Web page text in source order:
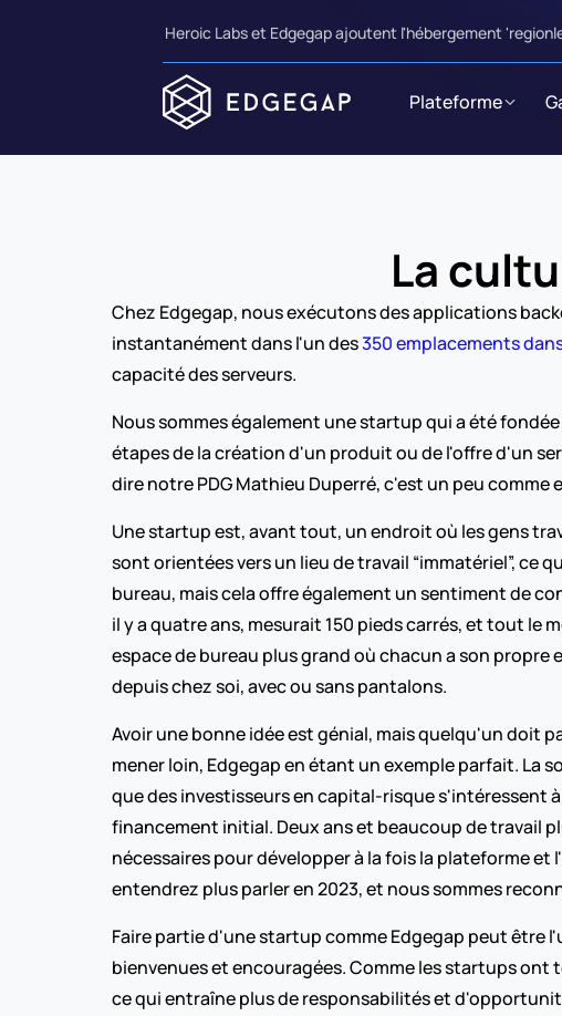
Heroic Labs et Edgegap ajoutent l'hébergement
Plateforme
La
Chez Edgegap, nous exécutons des applications
instantanément dans l'un des 350 emplacements
capacité des serveurs.
Nous sommes également une startup qui a été
étapes de la création d'un produit ou de l'offre d'un
dire notre PDG Mathieu Duperré, c'est un peu
Une startup est, avant tout, un endroit où les gens
sont orientées vers un lieu de travail “immatériel”, ce
bureau, mais cela offre également un sentiment de
il y a quatre ans, mesurait 150 pieds carrés, et tout le
espace de bureau plus grand où chacun a son
depuis chez soi, avec ou sans pantalons.
Avoir une bonne idée est génial, mais quelqu'un doit
mener loin, Edgegap en étant un exemple parfait. La
que des investisseurs en capital-risque s'intéressent
financement initial. Deux ans et beaucoup de travail
nécessaires pour développer à la fois la plateforme
entendrez plus parler en 2023, et nous sommes
Faire partie d'une startup comme Edgegap peut être
bienvenues et encouragées. Comme les startups
ce qui entraîne plus de responsabilités et